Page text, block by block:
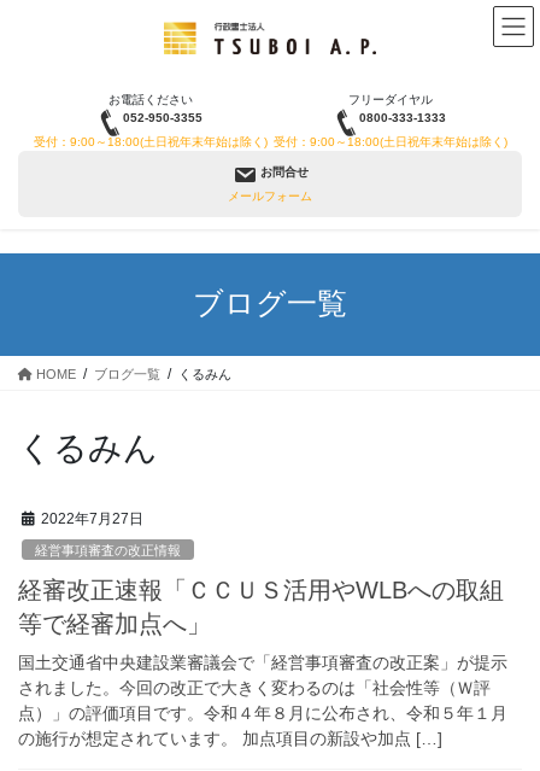
お電話ください
052-950-3355
受付：9:00～18:00(土日祝年末年始は除く)
フリーダイヤル
0800-333-1333
受付：9:00～18:00(土日祝年末年始は除く)
お問合せ
メールフォーム
ブログ一覧
HOME ブログ一覧 くるみん
くるみん
2022年7月27日
経営事項審査の改正情報
経審改正速報「ＣＣＵＳ活用やWLBへの取組
等で経審加点へ」
国土交通省中央建設業審議会で「経営事項審査の改正案」が提示
されました。今回の改正で大きく変わるのは「社会性等（Ｗ評
点）」の評価項目です。令和４年８月に公布され、令和５年１月
の施行が想定されています。 加点項目の新設や加点 […]